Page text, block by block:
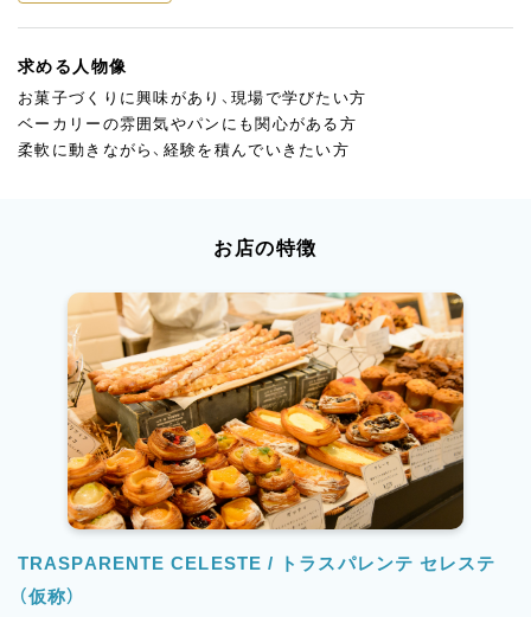
求める人物像
お菓子づくりに興味があり、現場で学びたい方
ベーカリーの雰囲気やパンにも関心がある方
柔軟に動きながら、経験を積んでいきたい方
お店の特徴
TRASPARENTE CELESTE / トラスパレンテ セレステ
（仮称）